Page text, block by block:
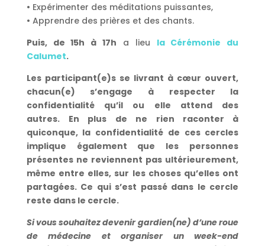
• Expérimenter des méditations puissantes,
• Apprendre des prières et des chants.
Puis, de 15h à 17h a lieu la Cérémonie du
Calumet.
Les participant(e)s se livrant à cœur ouvert,
chacun(e) s’engage à respecter la
confidentialité qu’il ou elle attend des
autres.
En plus de ne rien raconter à
quiconque, la confidentialité de ces cercles
implique également que les personnes
présentes ne reviennent pas ultérieurement,
même entre elles, sur les choses qu’elles ont
partagées. Ce qui s’est passé dans le cercle
reste dans le cercle.
Si vous souhaitez devenir gardien(ne) d’une roue
de médecine et organiser un week-end